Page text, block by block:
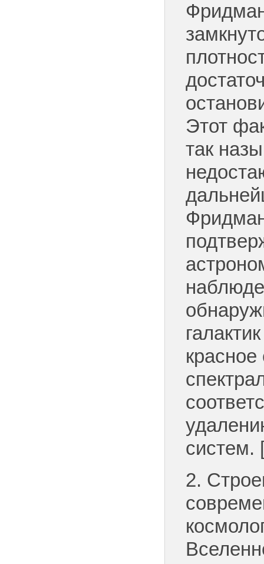
Этот
так
систем.
2.